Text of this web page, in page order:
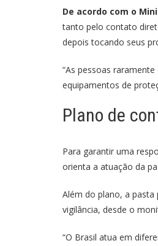
De acordo com o
tanto pelo contato
depois tocando seus
“As pessoas
equipamentos de
Plano de
Para garantir uma
orienta a atuação da
Além do plano, a
vigilância, desde o
“O Brasil atua em